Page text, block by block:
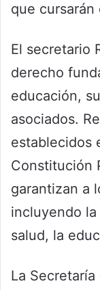
que
El secretario
derecho
educación,
asociados.
establecidos
Constitución
garantizan a
incluyendo
salud, la
La